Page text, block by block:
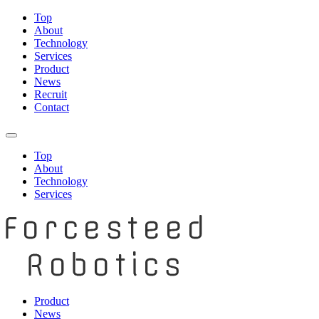
Top
About
Technology
Services
Product
News
Recruit
Contact
Top
About
Technology
Services
Product
News